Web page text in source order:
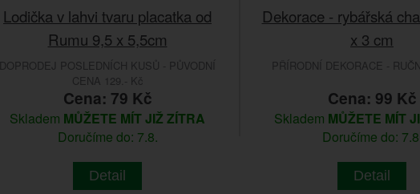
Lodička v lahvi tvaru placatka od
Rumu 9,5 x 5,5cm
DOPRODEJ POSLEDNÍCH KUSŮ - PŮVODNÍ
CENA 129.- Kč
Cena: 79 Kč
Skladem MŮŽETE MÍT JIŽ ZÍTRA
Doručíme do: 7.8.
Detail
Dekorace - rybářská
x 3 cm
PŘÍRODNÍ DEKORACE -
Cena: 99 Kč
Skladem MŮŽETE MÍT
Doručíme do:
Detail